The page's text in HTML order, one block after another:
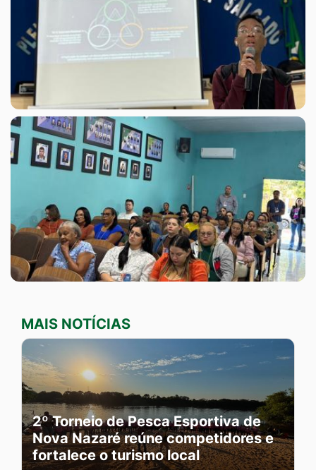
MAIS NOTÍCIAS
2º Torneio de Pesca Esportiva de
Nova Nazaré reúne competidores e
fortalece o turismo local